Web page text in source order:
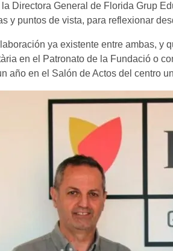
Directora General de Florida Grup
y puntos de vista, para reflexionar
ya existente entre ambas,
en el Patronato de la Fundació o
año en el Salón de Actos del centro